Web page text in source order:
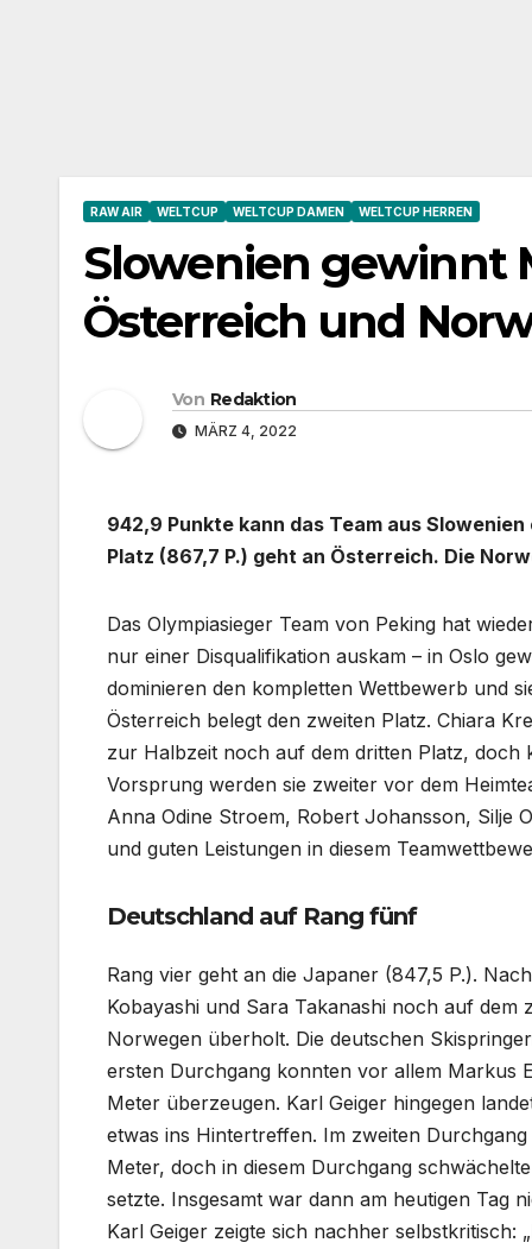
RAW AIR WELTCUP WELTCUP DAMEN WELTCUP HERREN
Slowenien gewinnt
Österreich und
Von Redaktion
MÄRZ 4, 2022
942,9 Punkte kann das Team aus
Platz (867,7 P.) geht an Österreich. Die
Das Olympiasieger Team von Peking hat
nur einer Disqualifikation auskam – in Oslo
dominieren den kompletten Wettbewerb und
Österreich belegt den zweiten Platz. Chiara
zur Halbzeit noch auf dem dritten Platz,
Vorsprung werden sie zweiter vor dem
Anna Odine Stroem, Robert Johansson, Silje
und guten Leistungen in diesem
Deutschland auf Rang fünf
Rang vier geht an die Japaner (847,5 P.).
Kobayashi und Sara Takanashi noch auf
Norwegen überholt. Die deutschen
ersten Durchgang konnten vor allem Markus
Meter überzeugen. Karl Geiger hingegen
etwas ins Hintertreffen. Im zweiten
Meter, doch in diesem Durchgang
setzte. Insgesamt war dann am heutigen Tag
Karl Geiger zeigte sich nachher